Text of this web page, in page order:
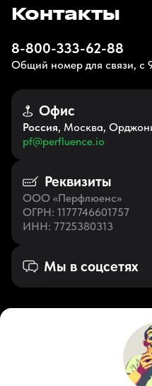
Контакты
8-800-333-62-88
Общий номер для связи, с
Офис
Россия, Москва,
pf@perfluence.io
Реквизиты
ООО «Перфлюенс»
ОГРН: 1177746601757
ИНН: 7725380313
Мы в соцсетях